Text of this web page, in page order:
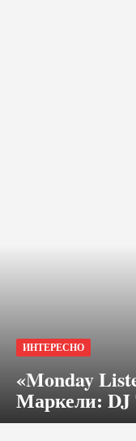
ИНТЕРЕСНО
«Monday
Маркели: DJ